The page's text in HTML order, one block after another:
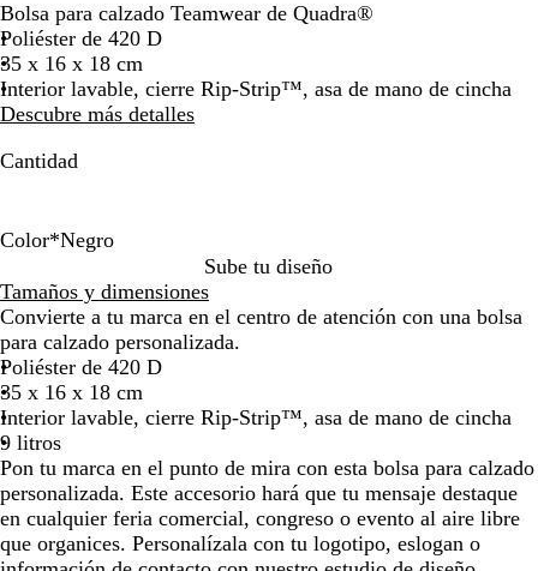
y
las
flechas
para
moverte
para
Bolsa para calzado Teamwear de Quadra®
Poliéster de 420 D
35 x 16 x 18 cm
Interior lavable, cierre Rip-Strip™, asa de mano de cincha
Descubre más detalles
Cantidad
Color*Negro
e
g
r
o
z
u
l
f
r
a
n
c
é
s
z
u
l
r
e
a
l
/
n
e
g
r
o
j
o
/
n
e
g
r
o
/
b
l
Sube tu diseño
Tamaños y dimensiones
Convierte a tu marca en el centro de atención con una bolsa
para calzado personalizada.
Poliéster de 420 D
35 x 16 x 18 cm
Interior lavable, cierre Rip-Strip™, asa de mano de cincha
9 litros
Pon tu marca en el punto de mira con esta bolsa para calzado
personalizada. Este accesorio hará que tu mensaje destaque
en cualquier feria comercial, congreso o evento al aire libre
que organices. Personalízala con tu logotipo, eslogan o